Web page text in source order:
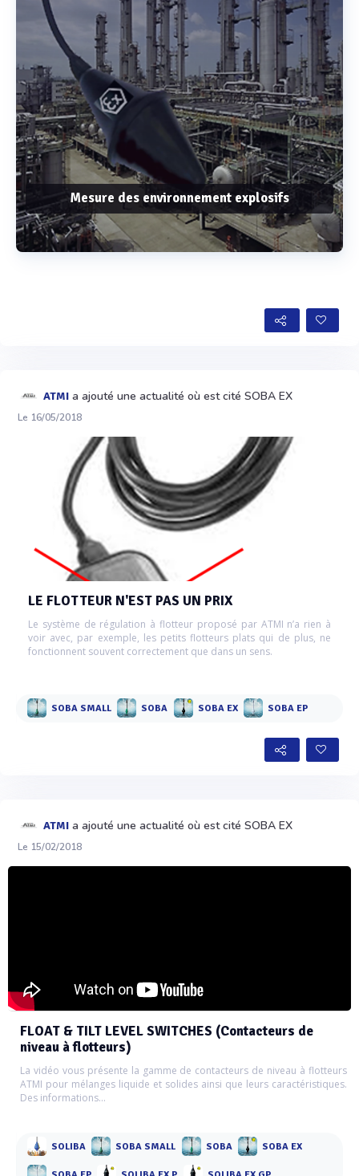
Mesure des environnement explosifs
ATMI a ajouté une actualité où est cité SOBA EX
Le 16/05/2018
LE FLOTTEUR N'EST PAS UN PRIX
Le système de régulation à flotteur proposé par ATMI n’a rien à
voir avec, par exemple, les petits flotteurs plats qui de plus, ne
fonctionnent souvent correctement que dans un sens.
SOBA SMALL SOBA SOBA EX SOBA EP
ATMI a ajouté une actualité où est cité SOBA EX
Le 15/02/2018
FLOAT & TILT LEVEL SWITCHES (Contacteurs de
niveau à flotteurs)
La vidéo vous présente la gamme de contacteurs de niveau à flotteurs
ATMI pour mélanges liquide et solides ainsi que leurs caractéristiques.
Des informations...
SOLIBA SOBA SMALL SOBA SOBA EX